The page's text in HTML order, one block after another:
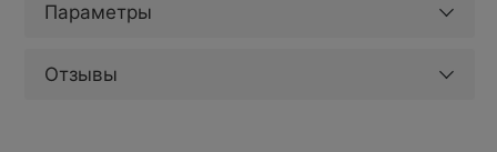
Параметры
Отзывы